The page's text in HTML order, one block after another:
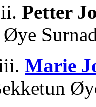
Petter
Marie